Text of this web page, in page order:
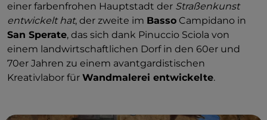
einer farbenfrohen Hauptstadt der Straßenkunst
entwickelt hat, der zweite im Basso Campidano in
San Sperate, das sich dank Pinuccio Sciola von
einem landwirtschaftlichen Dorf in den 60er und
70er Jahren zu einem avantgardistischen
Kreativlabor für Wandmalerei entwickelte.